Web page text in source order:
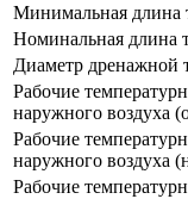
Минимальная длина
Номинальная длина
Диаметр дренажной
Рабочие
наружного воздуха
Рабочие
наружного воздуха
Рабочие